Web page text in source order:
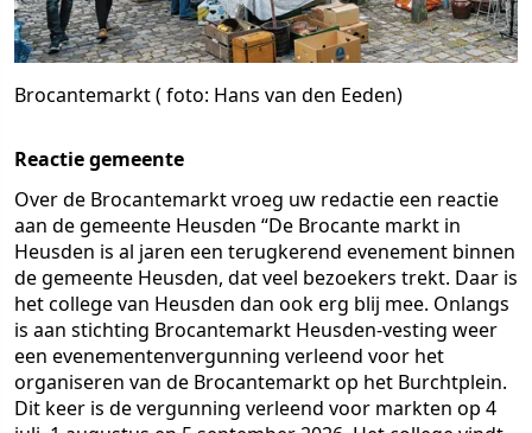
Brocantemarkt ( foto: Hans van den Eeden)
Reactie gemeente
Over de Brocantemarkt vroeg uw redactie een reactie
aan de gemeente Heusden “De Brocante markt in
Heusden is al jaren een terugkerend evenement binnen
de gemeente Heusden, dat veel bezoekers trekt. Daar is
het college van Heusden dan ook erg blij mee. Onlangs
is aan stichting Brocantemarkt Heusden-vesting weer
een evenementenvergunning verleend voor het
organiseren van de Brocantemarkt op het Burchtplein.
Dit keer is de vergunning verleend voor markten op 4